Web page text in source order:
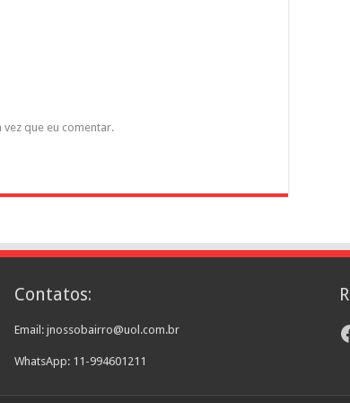
que eu comentar.
Contatos:
Email: jnossobairro@uol.com.br
WhatsApp: 11-994601211